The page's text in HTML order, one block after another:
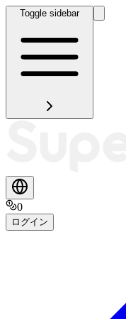
Toggle sidebar
0
ログイン